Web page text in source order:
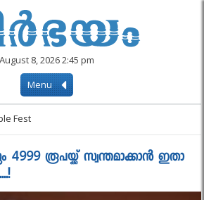
August 8, 2026 2:45 pm
Menu
Fest
രൂപയ്ക്ക് സ്വന്തമാക്കാൻ ഇതാ